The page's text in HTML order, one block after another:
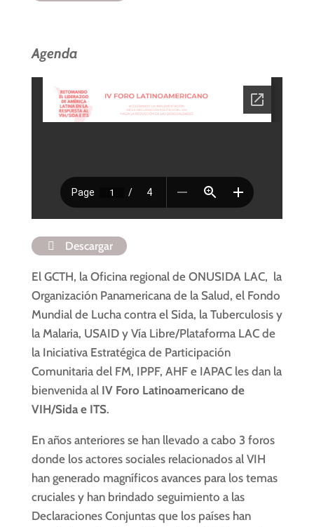
Agenda
Descargar
El GCTH, la Oficina regional de ONUSIDA LAC, la
Organización Panamericana de la Salud, el Fondo
Mundial de Lucha contra el Sida, la Tuberculosis y
la Malaria, USAID y Vía Libre/Plataforma LAC de
la Iniciativa Estratégica de Participación
Comunitaria del FM, IPPF, AHF e IAPAC les dan la
bienvenida al IV Foro Latinoamericano de
VIH/Sida e ITS.
En años anteriores se han llevado a cabo 3 foros
donde los actores sociales relacionados al VIH
han generado magníficos avances para los temas
cruciales y han brindado seguimiento a las
Declaraciones Conjuntas que los países han